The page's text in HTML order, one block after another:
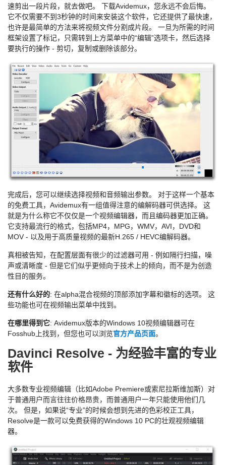
速剪出一段片段，就去做吧。 下载Avidemux，您永远不会后悔。
它不仅需要不到3秒钟的时间来安装这个软件，它还提供了最快速，
也许是最简单的方法来将视频文件分割成片段。 一旦为所需的时间
框架设置了标记，只需转到上方菜单中的“编辑”选项卡，然后选择
要执行的操作 - 剪切，复制或删除该部分。
完成后，您可以继续选择视频和音频输出参数。 对于这样一个基本
的免费工具，Avidemux有一组值得注意的编解码器可供选择。 这
就是为什么称它不仅仅是一个视频编辑器，而且编码器更加正确。
它支持最流行的格式，包括MP4，MPG，WMV，AVI，DVD和
MOV - 以及用于高质量视频的最新H.265 / HEVC编解码器。
真相被告知，在配置层面有很少的过滤器可用 - 例如隔行扫描，噪
声或清晰度 - 但是它们似乎更倾向于技术上的倾向，而不是为创造
性目的服务。
还有什么好的: 在alpha混合视频的顶部添加字幕和徽标的选项。 这
些功能也可在视频输出菜单中找到。
在哪里得到它: Avidemux版本的Windows 10视频编辑器可在
Fosshub上找到，但您也可以浏览官方产品页面。
Davinci Resolve - 为经验丰富的专业
软件
大多数专业视频编辑（比如Adobe Premiere或索尼拉斯维加斯）对
于普通用户而言往往价格昂贵，而普通用户一年只能使用他们几
次。 但是，如果说“专业”的时候会想到先进的色彩校正工具，
Resolve是一款可以免费获得的Windows 10 PC的壮观视频编辑
器。